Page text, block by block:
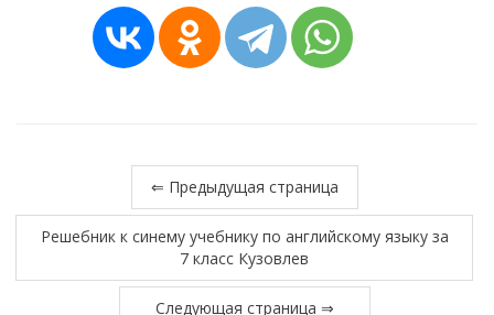
⇐ Предыдущая страница
Решебник к синему учебнику по английскому языку за
7 класс Кузовлев
Следующая страница ⇒